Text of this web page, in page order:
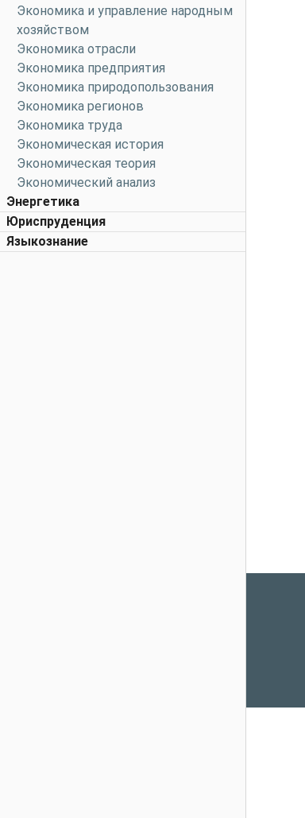
Экономика и управление народным
хозяйством
Экономика отрасли
Экономика предприятия
Экономика природопользования
Экономика регионов
Экономика труда
Экономическая история
Экономическая теория
Экономический анализ
Энергетика
Юриспруденция
Языкознание